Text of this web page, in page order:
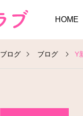
HOME
ブログ ブログ Y